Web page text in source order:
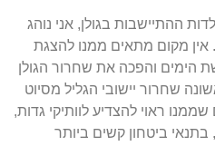
ההתיישבות בגולן, אני נוהג
. אין מקום מתאים ממנו להצגת
והפכה את שחרור הגולן
שחרור יישובי הגליל מסיוט
ראוי להצדיע לוותיקי גדות,
, בתנאי ביטחון קשים ביותר